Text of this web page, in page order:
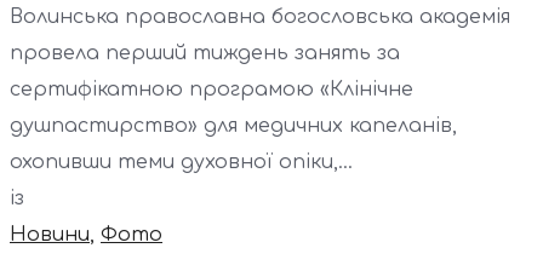
Волинська православна богословська академія
провела перший тиждень занять за
сертифікатною програмою «Клінічне
душпастирство» для медичних капеланів,
охопивши теми духовної опіки,...
із
Новини Фото